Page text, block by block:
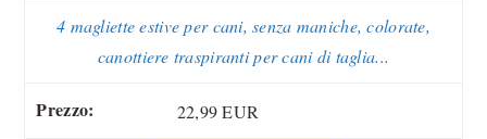
4 magliette estive per cani, senza maniche, colorate,
canottiere traspiranti per cani di taglia...
22,99 EUR